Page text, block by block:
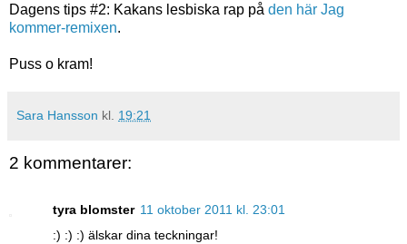
Dagens tips #2: Kakans lesbiska rap på den här Jag
kommer-remixen.
Puss o kram!
Sara Hansson kl. 19:21
2 kommentarer:
tyra blomster 11 oktober 2011 kl. 23:01
:) :) :) älskar dina teckningar!